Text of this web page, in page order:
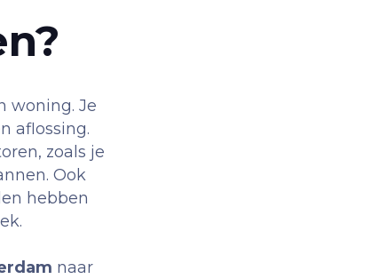
woning. Je
aflossing.
zoals je
Ook
hebben
naar